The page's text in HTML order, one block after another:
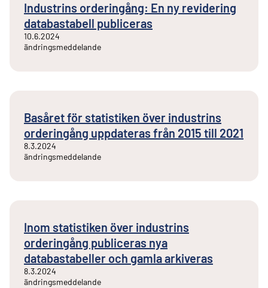
Industrins orderingång: En ny revidering
databastabell publiceras
10.6.2024
ändringsmeddelande
Basåret för statistiken över industrins
orderingång uppdateras från 2015 till 2021
8.3.2024
ändringsmeddelande
Inom statistiken över industrins
orderingång publiceras nya
databastabeller och gamla arkiveras
8.3.2024
ändringsmeddelande